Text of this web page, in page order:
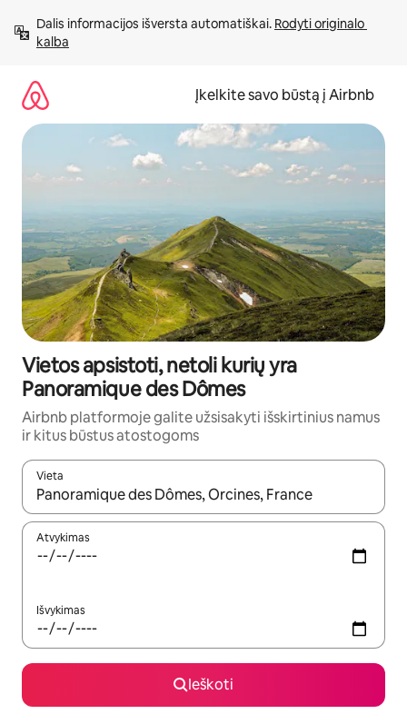
prie
turinio
Dalis informacijos išversta automatiškai. Rodyti originalo
kalba
Įkelkite savo būstą į Airbnb
Vietos apsistoti, netoli kurių yra
Panoramique des Dômes
Airbnb platformoje galite užsisakyti išskirtinius namus
ir kitus būstus atostogoms
Vieta
Kai pasirodys paieškos rezultatai, juos naršyti galite
Atvykimas
Išvykimas
Ieškoti